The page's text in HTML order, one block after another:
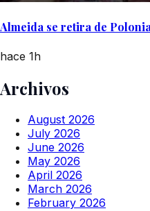
Almeida se retira de
hace 1h
Archivos
August 2026
July 2026
June 2026
May 2026
April 2026
March 2026
February 2026